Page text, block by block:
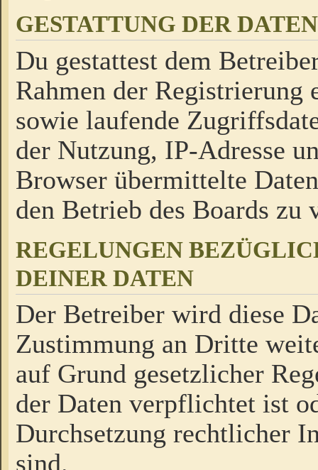
GESTATTUNG DER
Du gestattest dem
Rahmen der Registrierung
sowie laufende
der Nutzung, IP-Adresse
Browser übermittelte
den Betrieb des Boards zu
REGELUNGEN
DEINER DATEN
Der Betreiber wird diese
Zustimmung an Dritte
auf Grund gesetzlicher
der Daten verpflichtet ist
Durchsetzung rechtlicher
sind.